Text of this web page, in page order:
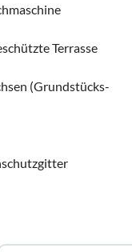
Terrasse
(Grundstücks-